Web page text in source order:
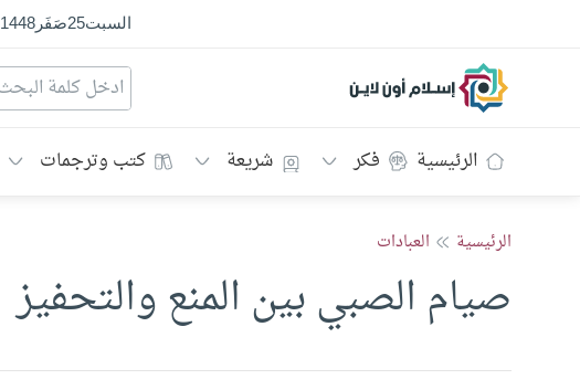
السبت25صَفَر1448 هـ
إسلام أون لاين
الرئيسية فكر شريعة كتب وترجمات
الرئيسية العبادات
صيام الصبي بين المنع والتحفيز